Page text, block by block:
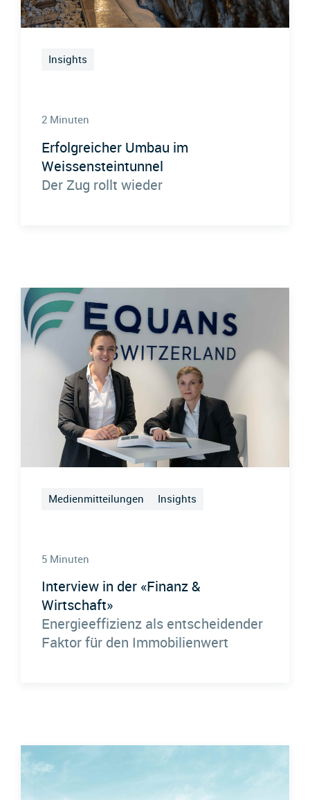
Insights
2 Minuten
Erfolgreicher Umbau im
Weissensteintunnel
Der Zug rollt wieder
Medienmitteilungen Insights
5 Minuten
Interview in der «Finanz &
Wirtschaft»
Energieeffizienz als entscheidender
Faktor für den Immobilienwert